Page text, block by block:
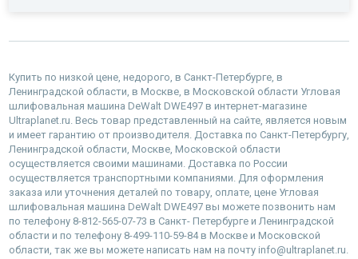
Купить по низкой цене, недорого, в Санкт-Петербурге, в
Ленинградской области, в Москве, в Московской области Угловая
шлифовальная машина DeWalt DWE497 в интернет-магазине
Ultraplanet.ru. Весь товар представленный на сайте, является новым
и имеет гарантию от производителя. Доставка по Санкт-Петербургу,
Ленинградской области, Москве, Московской области
осуществляется своими машинами. Доставка по России
осуществляется транспортными компаниями. Для оформления
заказа или уточнения деталей по товару, оплате, цене Угловая
шлифовальная машина DeWalt DWE497 вы можете позвонить нам
по телефону 8-812-565-07-73 в Санкт- Петербурге и Ленинградской
области и по телефону 8-499-110-59-84 в Москве и Московской
области, так же вы можете написать нам на почту info@ultraplanet.ru.